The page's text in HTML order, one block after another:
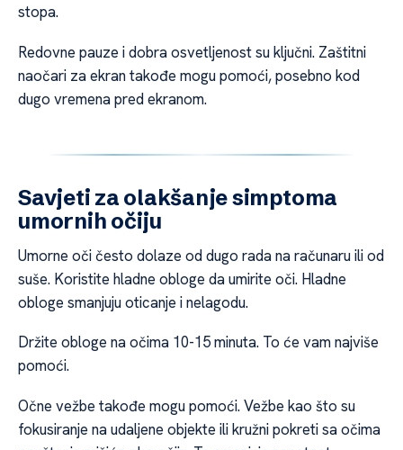
stopa.
Redovne pauze i dobra osvetljenost su ključni. Zaštitni
naočari za ekran takođe mogu pomoći, posebno kod
dugo vremena pred ekranom.
Savjeti za olakšanje simptoma
umornih očiju
Umorne oči često dolaze od dugo rada na računaru ili od
suše. Koristite hladne obloge da umirite oči. Hladne
obloge smanjuju oticanje i nelagodu.
Držite obloge na očima 10-15 minuta. To će vam najviše
pomoći.
Očne vežbe takođe mogu pomoći. Vežbe kao što su
fokusiranje na udaljene objekte ili kružni pokreti sa očima